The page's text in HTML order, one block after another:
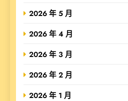
2026 年 5 月
2026 年 4 月
2026 年 3 月
2026 年 2 月
2026 年 1 月